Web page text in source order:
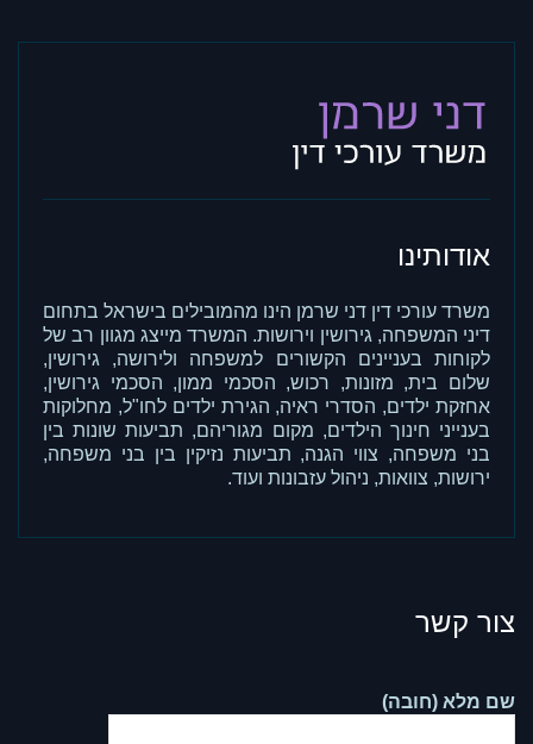
אודותינו
משרד עורכי דין דני שרמן הינו מהמובילים בישראל בתחום
דיני המשפחה, גירושין וירושות. המשרד מייצג מגוון רב של
לקוחות בעניינים הקשורים למשפחה ולירושה, גירושין,
שלום בית, מזונות, רכוש, הסכמי ממון, הסכמי גירושין,
אחזקת ילדים, הסדרי ראיה, הגירת ילדים לחו"ל, מחלוקות
בענייני חינוך הילדים, מקום מגוריהם, תביעות שונות בין
בני משפחה, צווי הגנה, תביעות נזיקין בין בני משפחה,
ירושות, צוואות, ניהול עזבונות ועוד.
צור קשר
שם מלא (חובה)